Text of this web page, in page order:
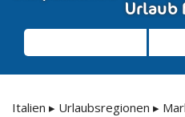
Urlaub
Italien ▸ Urlaubsregionen ▸